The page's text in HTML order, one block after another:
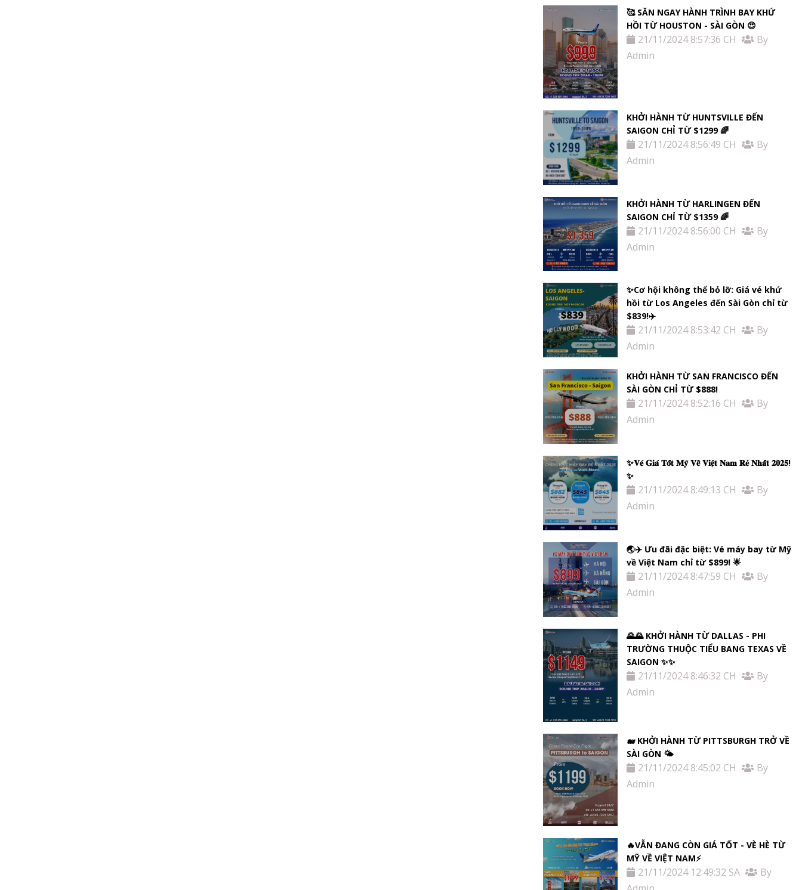
🥰 SĂN NGAY HÀNH TRÌNH BAY KHỨ
HỒI TỪ HOUSTON - SÀI GÒN 😍
21/11/2024 8:57:36 CH
By
Admin
KHỞI HÀNH TỪ HUNTSVILLE ĐẾN
SAIGON CHỈ TỪ $1299 🌈
21/11/2024 8:56:49 CH
By
Admin
KHỞI HÀNH TỪ HARLINGEN ĐẾN
SAIGON CHỈ TỪ $1359 🌈
21/11/2024 8:56:00 CH
By
Admin
✨Cơ hội không thể bỏ lỡ: Giá vé khứ
hồi từ Los Angeles đến Sài Gòn chỉ từ
$839!✈️
21/11/2024 8:53:42 CH
By
Admin
KHỞI HÀNH TỪ SAN FRANCISCO ĐẾN
SÀI GÒN CHỈ TỪ $888!
21/11/2024 8:52:16 CH
By
Admin
✨𝐕𝐞́ 𝐆𝐢𝐚́ 𝐓𝐨̂́𝐭 𝐌𝐲̃ 𝐕𝐞̂̀ 𝐕𝐢𝐞̣̂𝐭 𝐍𝐚𝐦 𝐑𝐞̉ 𝐍𝐡𝐚̂́𝐭 𝟐𝟎𝟐𝟓!
✨
21/11/2024 8:49:13 CH
By
Admin
🌏✈️ Ưu đãi đặc biệt: Vé máy bay từ Mỹ
về Việt Nam chỉ từ $899! 🌟
21/11/2024 8:47:59 CH
By
Admin
🌄🌄 KHỞI HÀNH TỪ DALLAS - PHI
TRƯỜNG THUỘC TIỂU BANG TEXAS VỀ
SAIGON ✨✨
21/11/2024 8:46:32 CH
By
Admin
🐋 KHỞI HÀNH TỪ PITTSBURGH TRỞ VỀ
SÀI GÒN 🌤
21/11/2024 8:45:02 CH
By
Admin
🔥VẪN ĐANG CÒN GIÁ TỐT - VÈ HÈ TỪ
MỸ VỀ VIỆT NAM⚡️
21/11/2024 12:49:32 SA
By